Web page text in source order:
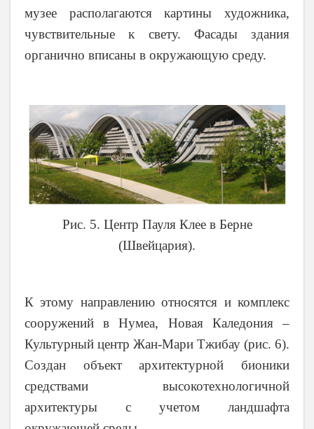
музее располагаются картины художника,
чувствительные к свету. Фасады здания
органично вписаны в окружающую среду.
Рис. 5. Центр Пауля Клее в Берне
(Швейцария).
К этому направлению относятся и комплекс
сооружений в Нумеа, Новая Каледония –
Культурный центр Жан-Мари Тжибау (рис. 6).
Создан объект архитектурной бионики
средствами высокотехнологичной
архитектуры с учетом ландшафта